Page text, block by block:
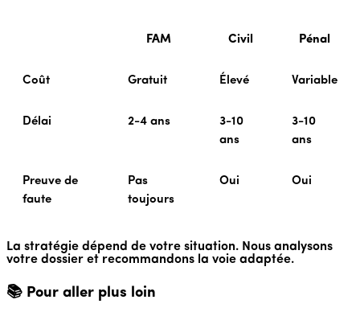
FAM Civil Pénal
Coût Gratuit Élevé Variable
Délai 2-4 ans
3-10
ans
3-10
ans
Preuve de
faute
Pas
toujours
Oui Oui
La stratégie dépend de votre situation. Nous analysons
votre dossier et recommandons la voie adaptée.
📚 Pour aller plus loin